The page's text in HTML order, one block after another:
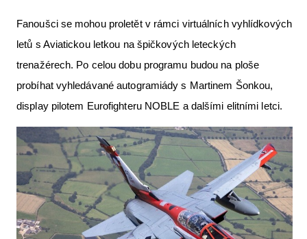
Fanoušci se mohou proletět v rámci virtuálních vyhlídkových
letů s Aviatickou letkou na špičkových leteckých
trenažérech. Po celou dobu programu budou na ploše
probíhat vyhledávané autogramiády s Martinem Šonkou,
display pilotem Eurofighteru NOBLE a dalšími elitními letci.